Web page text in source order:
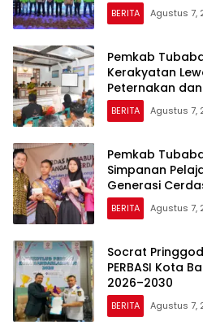
BERITA Agustus 7,
Pemkab
Kerakyatan
Peternakan
BERITA Agustus 7,
Pemkab
Simpanan
Generasi
BERITA Agustus 7,
Socrat
PERBASI Kota
2026–2030
BERITA Agustus 7,